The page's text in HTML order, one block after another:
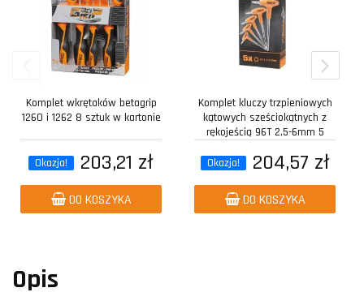
Komplet wkrętaków betagrip
1260 i 1262 8 sztuk w kartonie
Okazja! 203,21 zł
DO KOSZYKA
Komplet kluczy trzpieniowych
kątowych sześciokątnych z
rękojeścią 96T 2,5-6mm 5
Okazja!
204,57 zł
DO KOSZYKA
Opis